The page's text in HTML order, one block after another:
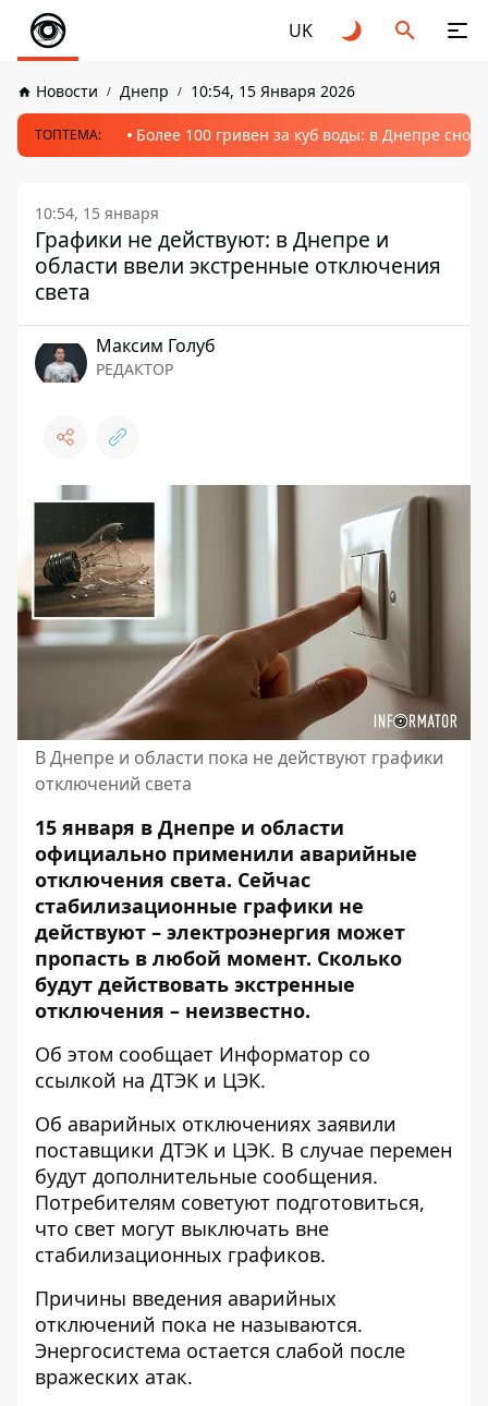
UK
Новости Днепр 10:54, 15 Января 2026
ТОПТЕМА: Более 100 гривен за куб воды: в Днепре
10:54, 15 января
Графики не действуют: в Днепре и
области ввели экстренные отключения
света
Максим Голуб
РЕДАКТОР
В Днепре и области пока не действуют графики
отключений света
15 января в Днепре и области
официально применили аварийные
отключения света. Сейчас
стабилизационные графики не
действуют – электроэнергия может
пропасть в любой момент. Сколько
будут действовать экстренные
отключения – неизвестно.
Об этом сообщает Информатор со
ссылкой на ДТЭК и ЦЭК.
Об аварийных отключениях заявили
поставщики ДТЭК и ЦЭК. В случае перемен
будут дополнительные сообщения.
Потребителям советуют подготовиться,
что свет могут выключать вне
стабилизационных графиков.
Причины введения аварийных
отключений пока не называются.
Энергосистема остается слабой после
вражеских атак.